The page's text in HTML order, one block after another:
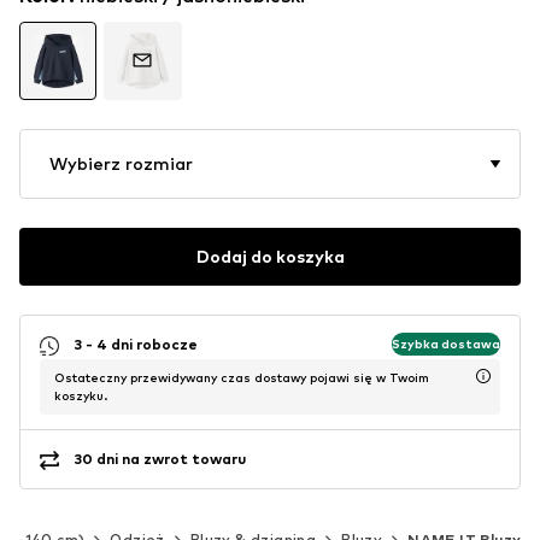
Wybierz rozmiar
Dodaj do koszyka
3 - 4 dni robocze Szybka dostawa
Ostateczny przewidywany czas dostawy pojawi się w Twoim
koszyku.
30 dni na zwrot towaru